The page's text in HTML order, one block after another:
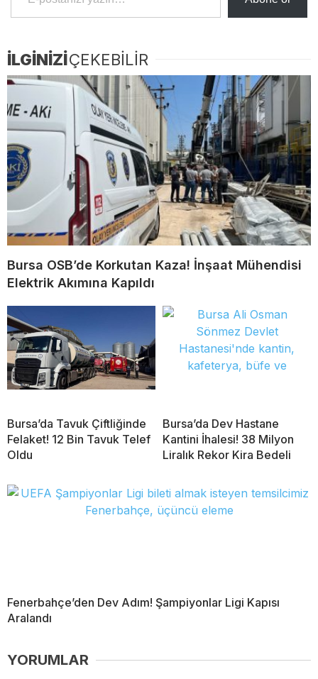
İLGİNİZİÇEKEBİLİR
Bursa OSB’de Korkutan Kaza! İnşaat Mühendisi
Elektrik Akımına Kapıldı
Bursa’da Tavuk Çiftliğinde
Felaket! 12 Bin Tavuk Telef
Oldu
Bursa’da Dev Hastane
Kantini İhalesi! 38 Milyon
Liralık Rekor Kira Bedeli
Fenerbahçe’den Dev Adım! Şampiyonlar Ligi Kapısı
Aralandı
YORUMLAR